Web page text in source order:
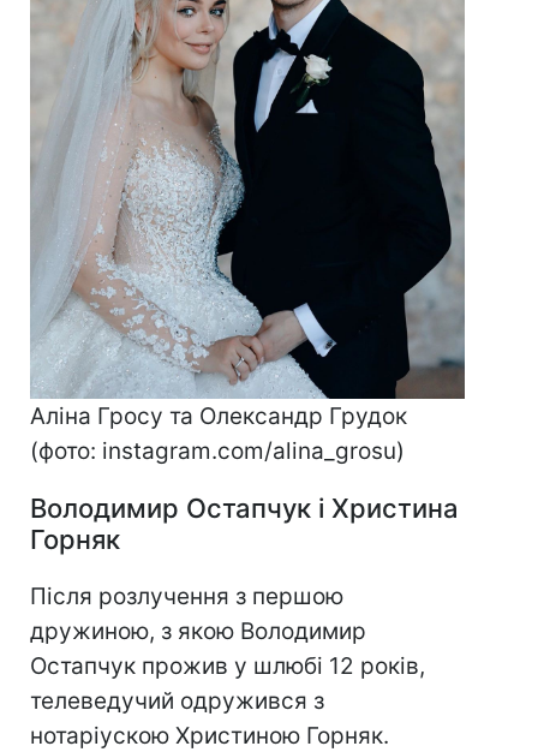
Аліна Гросу та Олександр Грудок
(фото: instagram.com/alina_grosu)
Володимир Остапчук і Христина
Горняк
Після розлучення з першою
дружиною, з якою Володимир
Остапчук прожив у шлюбі 12 років,
телеведучий одружився з
нотаріускою Христиною Горняк.